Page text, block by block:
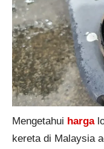
Mengetahui harga
kereta di Malaysia